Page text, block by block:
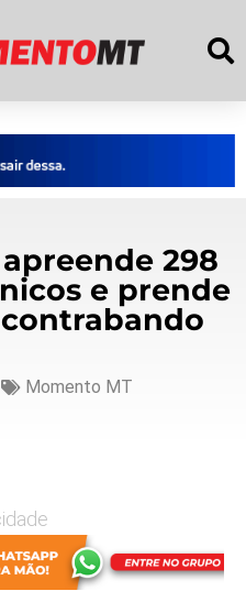
298
e prende
Momento MT